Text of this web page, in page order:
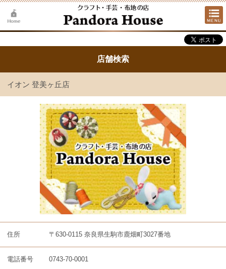
店舗検索
イオン 登美ヶ丘店
住所 〒630-0115 奈良県生駒市鹿畑町3027番地
電話番号 0743-70-0001